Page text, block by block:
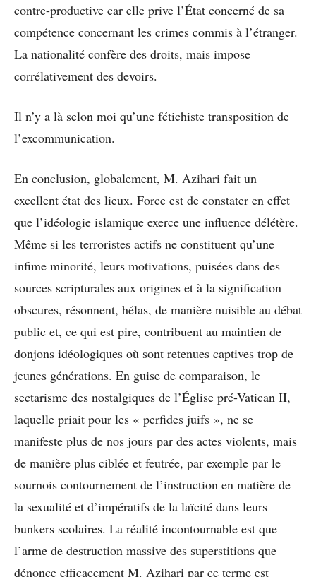
contre-productive car elle prive l’État concerné de sa
compétence concernant les crimes commis à l’étranger.
La nationalité confère des droits, mais impose
corrélativement des devoirs.
Il n’y a là selon moi qu’une fétichiste transposition de
l’excommunication.
En conclusion, globalement, M. Azihari fait un
excellent état des lieux. Force est de constater en effet
que l’idéologie islamique exerce une influence délétère.
Même si les terroristes actifs ne constituent qu’une
infime minorité, leurs motivations, puisées dans des
sources scripturales aux origines et à la signification
obscures, résonnent, hélas, de manière nuisible au débat
public et, ce qui est pire, contribuent au maintien de
donjons idéologiques où sont retenues captives trop de
jeunes générations. En guise de comparaison, le
sectarisme des nostalgiques de l’Église pré-Vatican II,
laquelle priait pour les « perfides juifs », ne se
manifeste plus de nos jours par des actes violents, mais
de manière plus ciblée et feutrée, par exemple par le
sournois contournement de l’instruction en matière de
la sexualité et d’impératifs de la laïcité dans leurs
bunkers scolaires. La réalité incontournable est que
l’arme de destruction massive des superstitions que
dénonce efficacement M. Azihari par ce terme est